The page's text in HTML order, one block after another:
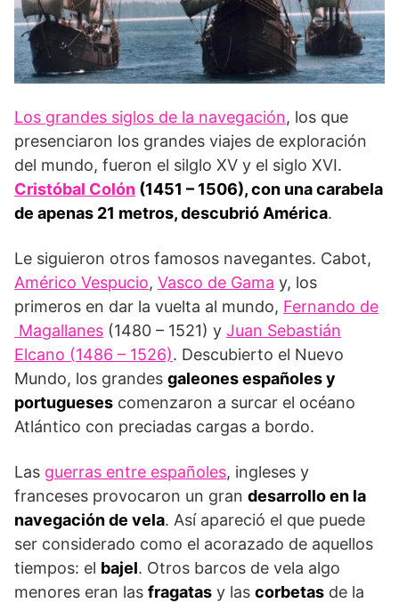
Los grandes siglos de la navegación, los que
presenciaron los grandes viajes de exploración
del mundo, fueron el silglo XV y el siglo XVI.
Cristóbal Colón (1451 – 1506), con una carabela
de apenas 21 metros, descubrió América.
Le siguieron otros famosos navegantes. Cabot,
Américo Vespucio, Vasco de Gama y, los
primeros en dar la vuelta al mundo, Fernando de
Magallanes (1480 – 1521) y Juan Sebastián
Elcano (1486 – 1526). Descubierto el Nuevo
Mundo, los grandes galeones españoles y
portugueses comenzaron a surcar el océano
Atlántico con preciadas cargas a bordo.
Las guerras entre españoles, ingleses y
franceses provocaron un gran desarrollo en la
navegación de vela. Así apareció el que puede
ser considerado como el acorazado de aquellos
tiempos: el bajel. Otros barcos de vela algo
menores eran las fragatas y las corbetas de la